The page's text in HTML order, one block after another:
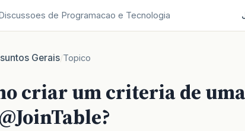
de Programacao e Tecnologia
Gerais/Topico
criar um criteria de